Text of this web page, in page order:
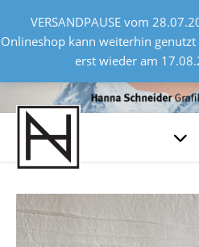
VERSANDPAUSE vom
Onlineshop kann weiterhin
erst wieder am